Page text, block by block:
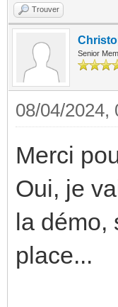
Trouver
Senior
08/04/2024,
Merci
Oui, je
la démo,
place...